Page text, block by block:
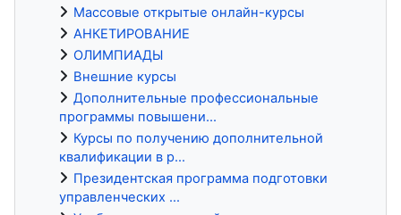
Массовые открытые онлайн-курсы
АНКЕТИРОВАНИЕ
ОЛИМПИАДЫ
Внешние курсы
Дополнительные профессиональные
программы повышени...
Курсы по получению дополнительной
квалификации в р...
Президентская программа подготовки
управленческих ...